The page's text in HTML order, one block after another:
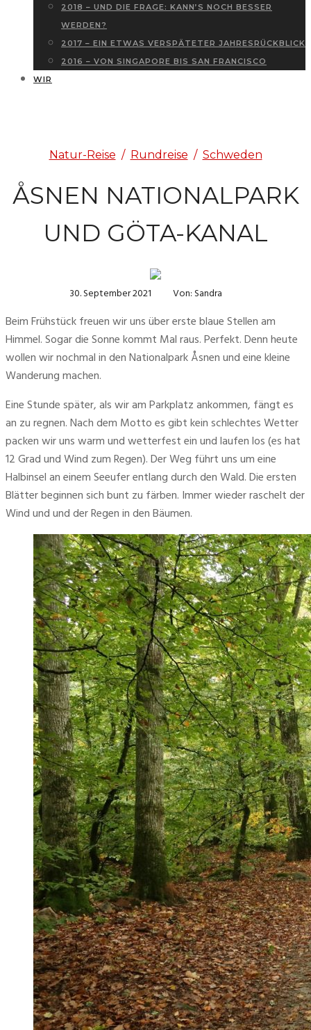
2018 – UND DIE FRAGE: KANN’S NOCH BESSER
WERDEN?
2017 – EIN ETWAS VERSPÄTETER JAHRESRÜCKBLICK
2016 – VON SINGAPORE BIS SAN FRANCISCO
WIR
Natur-Reise / Rundreise / Schweden
ÅSNEN NATIONALPARK
UND GÖTA-KANAL
30. September 2021 Von: Sandra
Beim Frühstück freuen wir uns über erste blaue Stellen am
Himmel. Sogar die Sonne kommt Mal raus. Perfekt. Denn heute
wollen wir nochmal in den Nationalpark Åsnen und eine kleine
Wanderung machen.
Eine Stunde später, als wir am Parkplatz ankommen, fängt es
an zu regnen. Nach dem Motto es gibt kein schlechtes Wetter
packen wir uns warm und wetterfest ein und laufen los (es hat
12 Grad und Wind zum Regen). Der Weg führt uns um eine
Halbinsel an einem Seeufer entlang durch den Wald. Die ersten
Blätter beginnen sich bunt zu färben. Immer wieder raschelt der
Wind und und der Regen in den Bäumen.